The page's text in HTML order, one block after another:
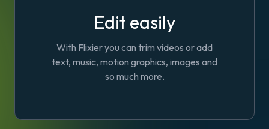
Edit easily
With Flixier you can trim videos or add
text, music, motion graphics, images and
so much more.